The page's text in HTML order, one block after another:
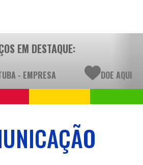
EM DESTAQUE:
- EMPRESA DOE AQUI